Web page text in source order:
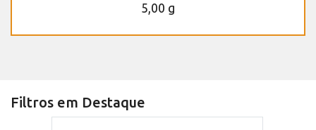
5,00 g
Filtros em Destaque